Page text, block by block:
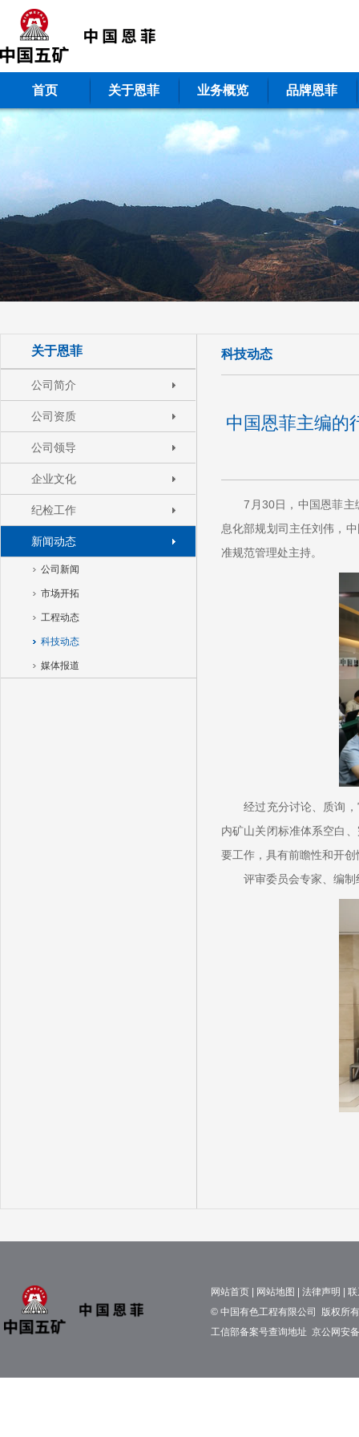
首页 关于恩菲 业务概览 品牌恩菲
关于恩菲
公司简介
公司资质
公司领导
企业文化
纪检工作
新闻动态
公司新闻
市场开拓
工程动态
科技动态
媒体报道
科技动态
中国恩菲主编的
7月30日，中国恩菲主编
息化部规划司主任刘伟，
准规范管理处主持。
经过充分讨论、质询，
内矿山关闭标准体系空白
要工作，具有前瞻性和开创
评审委员会专家、编制
网站首页 网站地图 法律声明
© 中国有色工程有限公司 版权所
工信部备案号查询地址 京公网安